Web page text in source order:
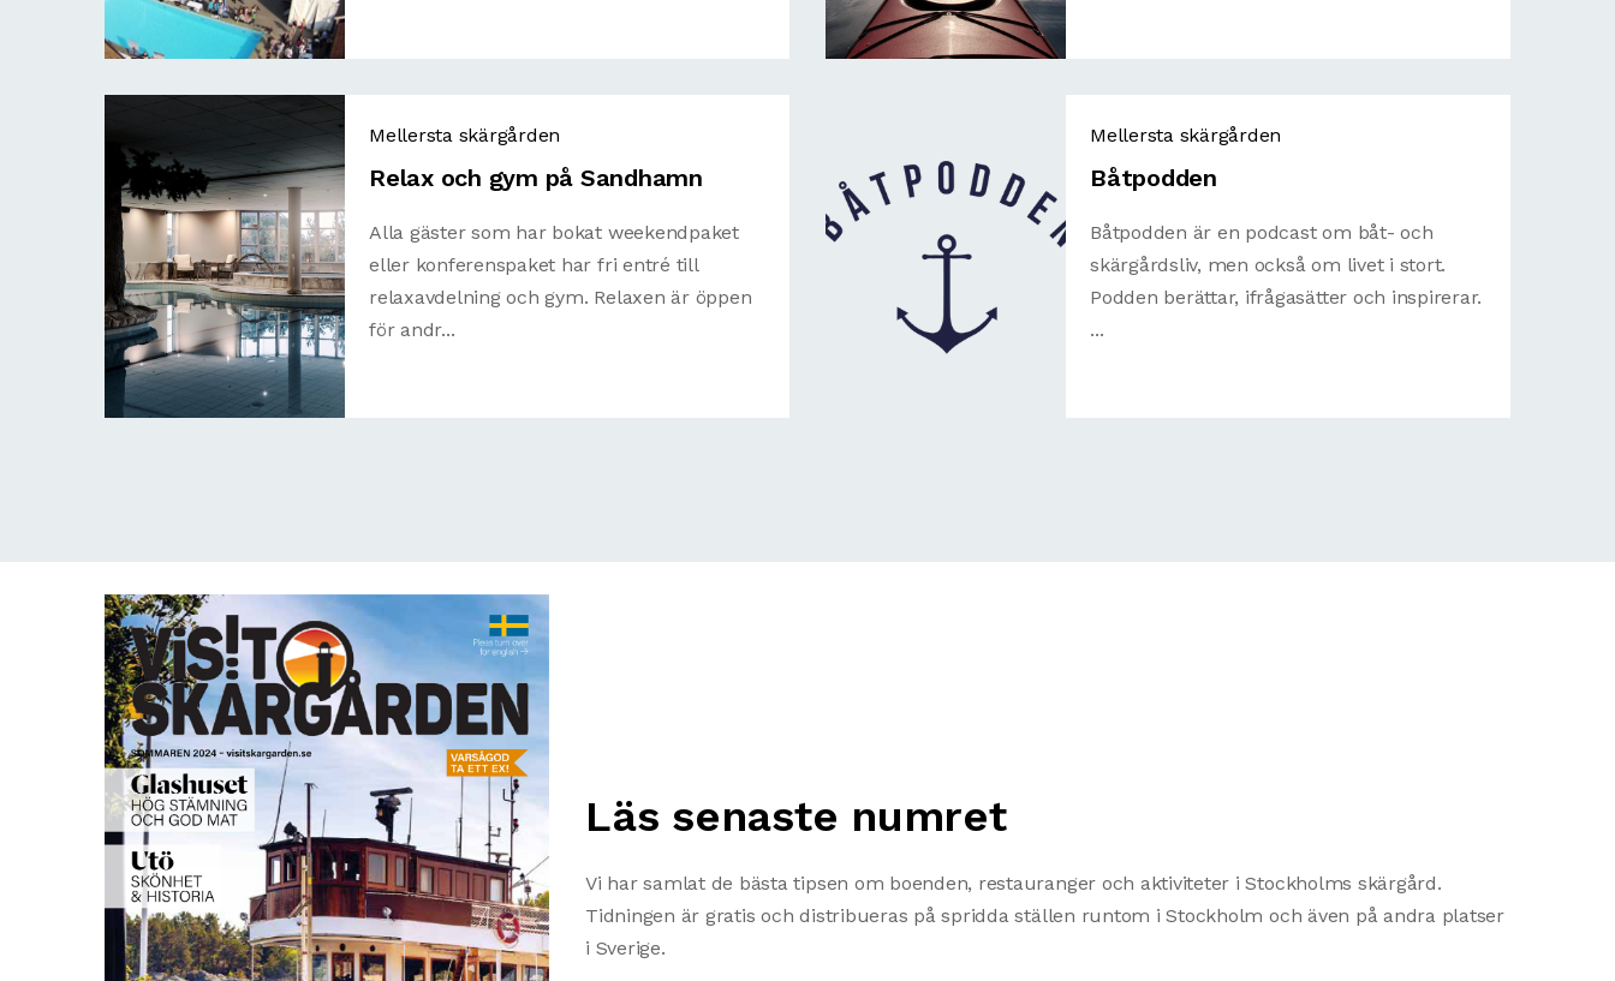
Mellersta skärgården
Relax och gym på Sandhamn
Alla gäster som har bokat weekendpaket
eller konferenspaket har fri entré till
relaxavdelning och gym. Relaxen är öppen
för andr...
Mellersta skärgården
Båtpodden
Båtpodden är en podcast om båt- och
skärgårdsliv, men också om livet i stort.
Podden berättar, ifrågasätter och inspirerar.
...
Läs senaste numret
Vi har samlat de bästa tipsen om boenden, restauranger och aktiviteter i Stockholms skärgård.
Tidningen är gratis och distribueras på spridda ställen runtom i Stockholm och även på andra platser
i Sverige.